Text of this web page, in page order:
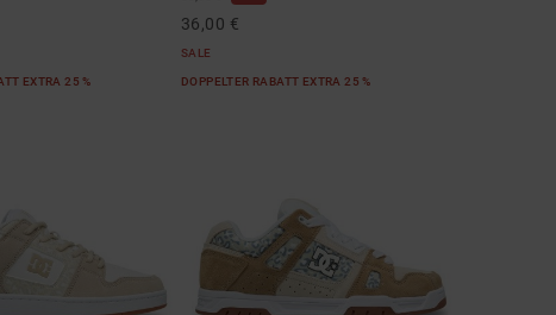
EXTRA 25 %
36,00 €
SALE
DOPPELTER RABATT EXTRA 25 %